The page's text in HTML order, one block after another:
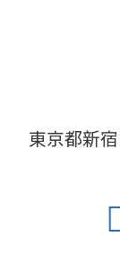
東京都新